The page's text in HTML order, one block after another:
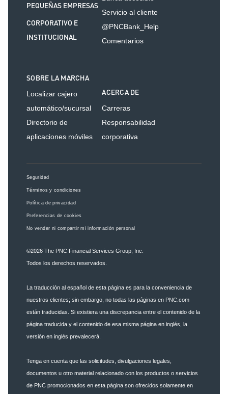
PEQUEÑAS EMPRESAS
CORPORATIVO E
INSTITUCIONAL
Servicio al cliente
@PNCBank_Help
Comentarios
SOBRE LA MARCHA
Localizar cajero
automático/sucursal
Directorio de
aplicaciones móviles
ACERCA DE
Carreras
Responsabilidad
corporativa
Seguridad
Términos y condiciones
Política de privacidad
Preferencias de cookies
No vender ni compartir mi información personal
©2026 The PNC Financial Services Group, Inc.
Todos los derechos reservados.
La traducción al español de esta página es para la conveniencia de
nuestros clientes; sin embargo, no todas las páginas en PNC.com
están traducidas. Si existiera una discrepancia entre el contenido de la
página traducida y el contenido de esa misma página en inglés, la
versión en inglés prevalecerá.
Tenga en cuenta que las solicitudes, divulgaciones legales,
documentos u otro material relacionado con los productos o servicios
de PNC promocionados en esta página son ofrecidos solamente en